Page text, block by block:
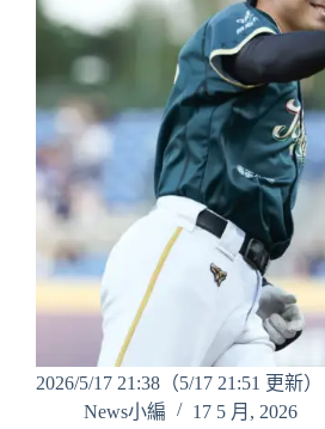
2026/5/17 21:38（5/17 21:51 更新
News小編
17 5 月, 2026